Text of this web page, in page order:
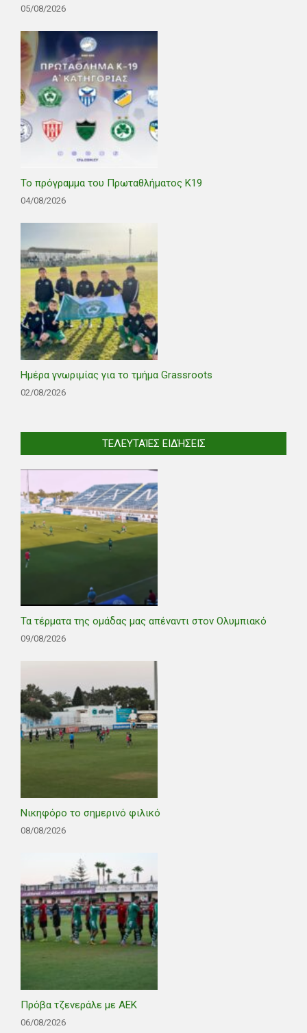
05/08/2026
Το πρόγραμμα του Πρωταθλήματος Κ19
04/08/2026
Ημέρα γνωριμίας για το τμήμα Grassroots
02/08/2026
ΤΕΛΕΥΤΑΊΕΣ ΕΙΔΉΣΕΙΣ
Τα τέρματα της ομάδας μας απέναντι στον Ολυμπιακό
09/08/2026
Νικηφόρο το σημερινό φιλικό
08/08/2026
Πρόβα τζενεράλε με ΑΕΚ
06/08/2026